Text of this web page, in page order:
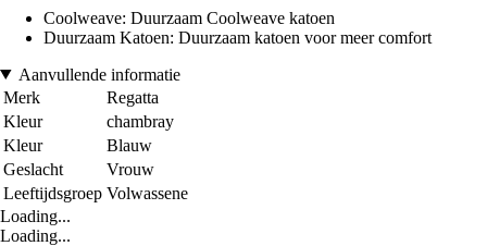
Coolweave: Duurzaam Coolweave katoen
Duurzaam Katoen: Duurzaam katoen voor meer comfort
Aanvullende informatie
Merk
Regatta
Kleur
chambray
Kleur
Blauw
Geslacht
Vrouw
Leeftijdsgroep Volwassene
Loading...
Loading...